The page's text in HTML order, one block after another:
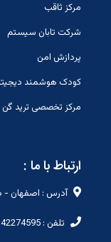
مرکز ثاقب
شرکت تابان سیستم
پردازش امن
کودک هوشمند
مرکز تخصصی ترید گن
ارتباط با ما :
آدرس : اصفهان -
تلفن : 03142274595